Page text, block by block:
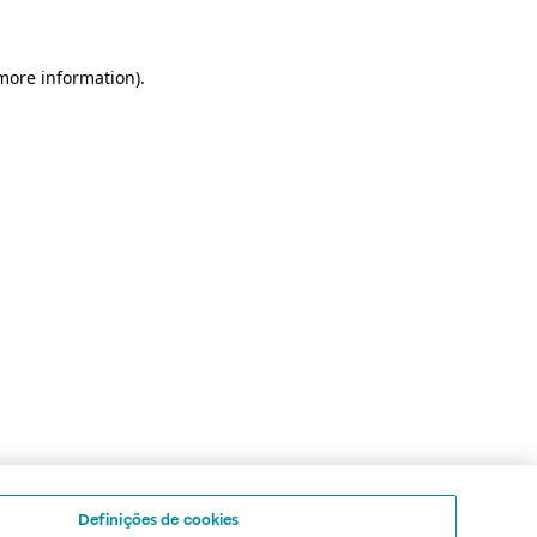
information).
Definições de cookies